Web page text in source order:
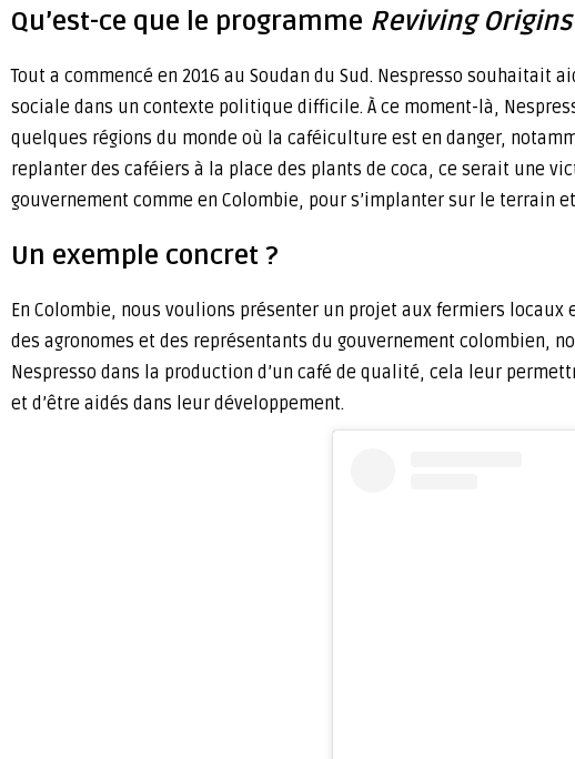
Qu’est-ce que le programme Reviving Origins
Tout a commencé en 2016 au Soudan du Sud. Nespresso
sociale dans un contexte politique difficile. À ce moment-là,
quelques régions du monde où la caféiculture est en danger,
replanter des caféiers à la place des plants de coca, ce serait une
gouvernement comme en Colombie, pour s’implanter sur le terrain
Un exemple concret ?
En Colombie, nous voulions présenter un projet aux fermiers
des agronomes et des représentants du gouvernement colombien,
Nespresso dans la production d’un café de qualité, cela leur
et d’être aidés dans leur développement.